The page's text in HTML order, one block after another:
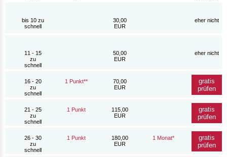
bis 10 zu
schnell
30,00
EUR
eher nicht
11 - 15
zu
schnell
50,00
EUR
eher nicht
16 - 20
zu
schnell
1 Punkt**
70,00
EUR
gratis
prüfen
21 - 25
zu
schnell
1 Punkt
115,00
EUR
gratis
prüfen
26 - 30
zu
schnell
1 Punkt
180,00
EUR
1 Monat*
gratis
prüfen